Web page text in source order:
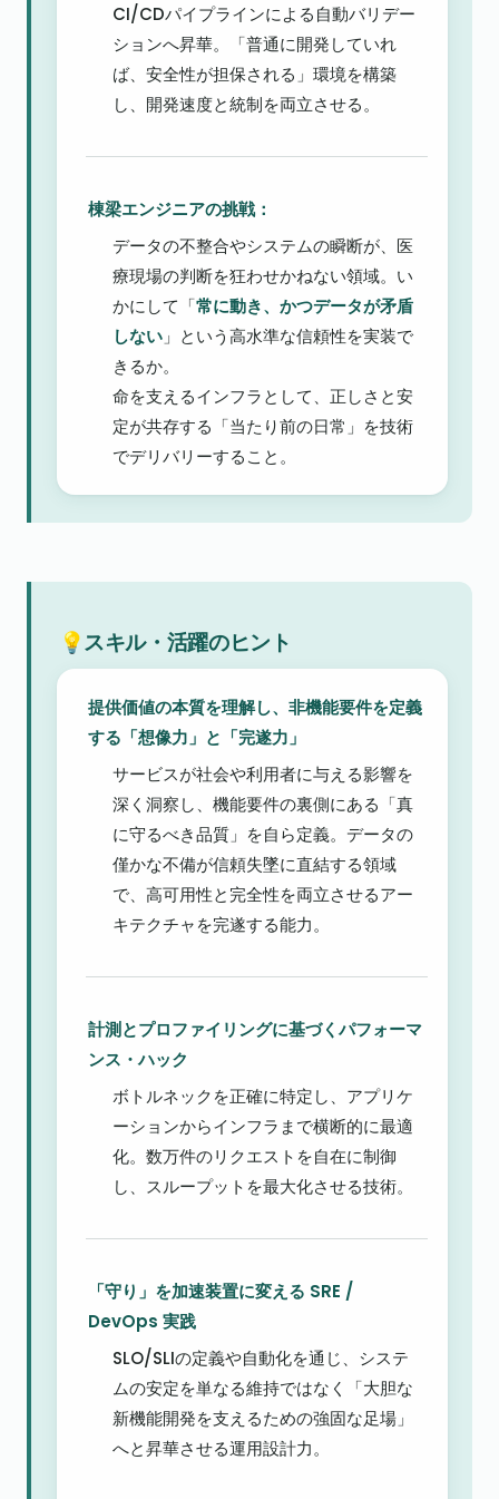
CI/CDパイプラインによる自動バリデー
ションへ昇華。「普通に開発していれ
ば、安全性が担保される」環境を構築
し、開発速度と統制を両立させる。
棟梁エンジニアの挑戦：
データの不整合やシステムの瞬断が、医
療現場の判断を狂わせかねない領域。い
かにして「常に動き、かつデータが矛盾
しない 」という高水準な信頼性を実装で
きるか。
命を支えるインフラとして、正しさと安
定が共存する「当たり前の日常」を技術
でデリバリーすること。
💡スキル・活躍のヒント
提供価値の本質を理解し、非機能要件を定義
する「想像力」と「完遂力」
サービスが社会や利用者に与える影響を
深く洞察し、機能要件の裏側にある「真
に守るべき品質」を自ら定義。データの
僅かな不備が信頼失墜に直結する領域
で、高可用性と完全性を両立させるアー
キテクチャを完遂する能力。
計測とプロファイリングに基づくパフォーマ
ンス・ハック
ボトルネックを正確に特定し、アプリケ
ーションからインフラまで横断的に最適
化。数万件のリクエストを自在に制御
し、スループットを最大化させる技術。
「守り」を加速装置に変える SRE /
DevOps 実践
SLO/SLIの定義や自動化を通じ、システ
ムの安定を単なる維持ではなく「大胆な
新機能開発を支えるための強固な足場」
へと昇華させる運用設計力。